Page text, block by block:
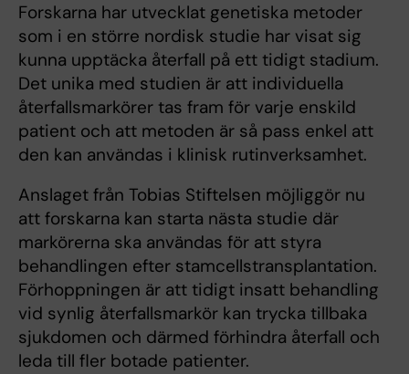
Forskarna har utvecklat genetiska metoder
som i en större nordisk studie har visat sig
kunna upptäcka återfall på ett tidigt stadium.
Det unika med studien är att individuella
återfallsmarkörer tas fram för varje enskild
patient och att metoden är så pass enkel att
den kan användas i klinisk rutinverksamhet.
Anslaget från Tobias Stiftelsen möjliggör nu
att forskarna kan starta nästa studie där
markörerna ska användas för att styra
behandlingen efter stamcellstransplantation.
Förhoppningen är att tidigt insatt behandling
vid synlig återfallsmarkör kan trycka tillbaka
sjukdomen och därmed förhindra återfall och
leda till fler botade patienter.